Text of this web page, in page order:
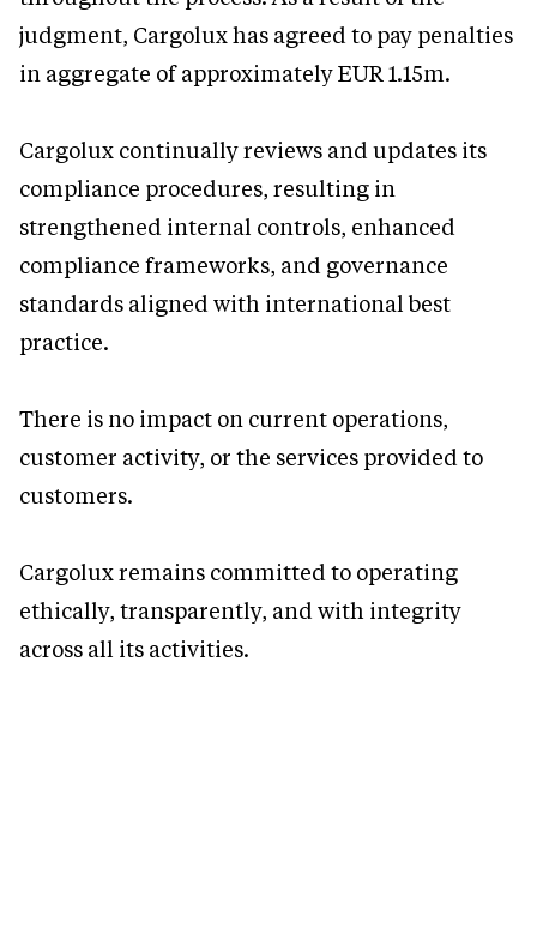
judgment, Cargolux has agreed to pay penalties
in aggregate of approximately EUR 1.15m.
Cargolux continually reviews and updates its
compliance procedures, resulting in
strengthened internal controls, enhanced
compliance frameworks, and governance
standards aligned with international best
practice.
There is no impact on current operations,
customer activity, or the services provided to
customers.
Cargolux remains committed to operating
ethically, transparently, and with integrity
across all its activities.